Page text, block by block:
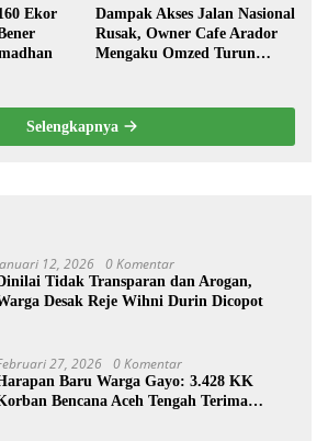
Ekor
Dampak Akses Jalan Nasional
Rusak, Owner Cafe Arador
Mengaku Omzed Turun
Selengkapnya
12, 2026 0 Komentar
Tidak Transparan dan Arogan,
Desak Reje Wihni Durin Dicopot
27, 2026 0 Komentar
Baru Warga Gayo: 3.428 KK
Bencana Aceh Tengah Terima